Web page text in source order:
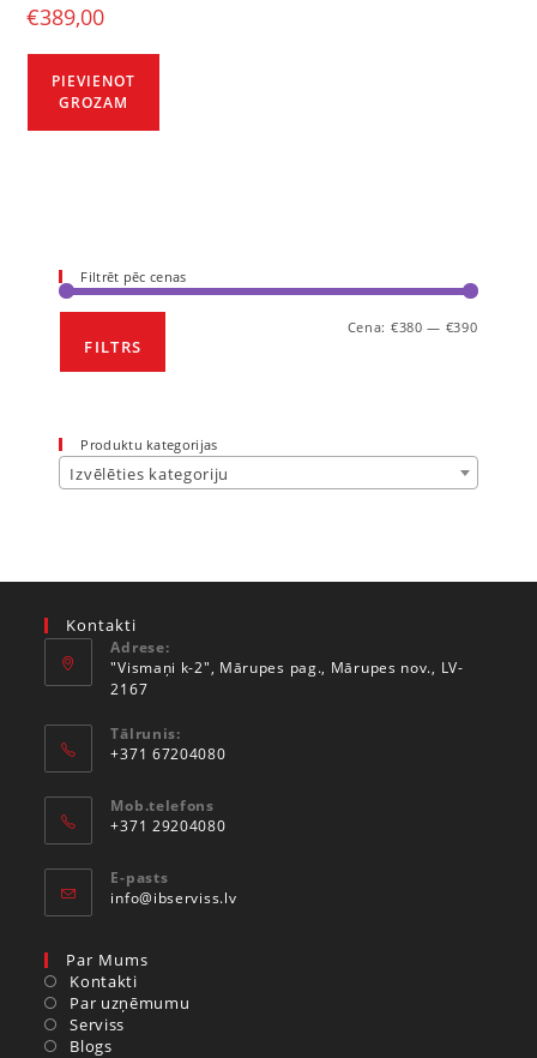
€389,00
PIEVIENOT
GROZAM
Filtrēt pēc cenas
FILTRS
Cena: €380 — €390
Produktu kategorijas
Izvēlēties kategoriju
Kontakti
Adrese:
"Vismaņi k-2", Mārupes pag., Mārupes nov., LV-
2167
Tālrunis:
+371 67204080
Mob.telefons
+371 29204080
E-pasts
info@ibserviss.lv
Par Mums
Kontakti
Par uzņēmumu
Serviss
Blogs